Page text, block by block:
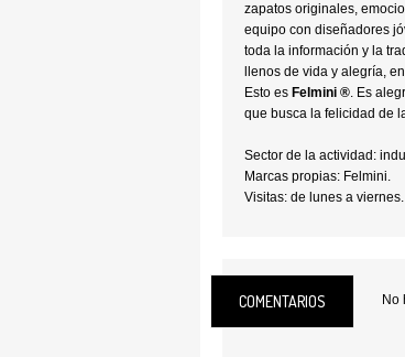
zapatos originales,
equipo con diseñadores
toda la información y la
llenos de vida y alegría,
Esto es Felmini ®. Es
que busca la felicidad de
Sector de la actividad:
Marcas propias: Felmini.
Visitas: de lunes a viernes.
Idiomas: portugués.
COMENTARIOS No